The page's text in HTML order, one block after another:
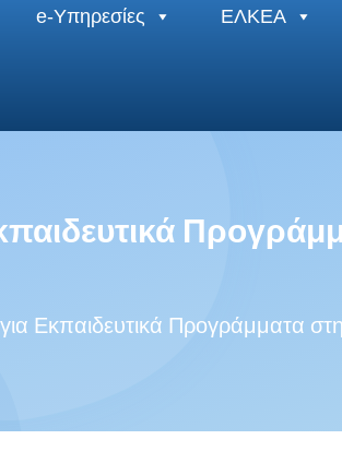
e-Υπηρεσίες ΕΛΚΕΑ
Εκπαιδευτικά Προγράμματα